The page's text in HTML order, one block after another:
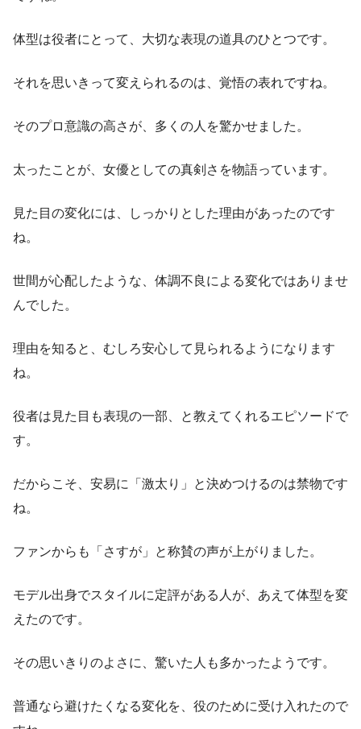
体型は役者にとって、大切な表現の道具のひとつです。
それを思いきって変えられるのは、覚悟の表れですね。
そのプロ意識の高さが、多くの人を驚かせました。
太ったことが、女優としての真剣さを物語っています。
見た目の変化には、しっかりとした理由があったのです
ね。
世間が心配したような、体調不良による変化ではありませ
んでした。
理由を知ると、むしろ安心して見られるようになります
ね。
役者は見た目も表現の一部、と教えてくれるエピソードで
す。
だからこそ、安易に「激太り」と決めつけるのは禁物です
ね。
ファンからも「さすが」と称賛の声が上がりました。
モデル出身でスタイルに定評がある人が、あえて体型を変
えたのです。
その思いきりのよさに、驚いた人も多かったようです。
普通なら避けたくなる変化を、役のために受け入れたので